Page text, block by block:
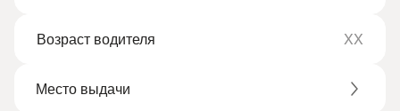
Возраст водителя